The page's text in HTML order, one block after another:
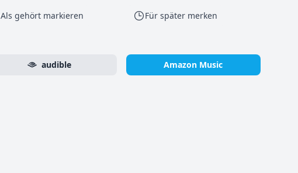
Als gehört markieren Für später merken
audible Amazon Music